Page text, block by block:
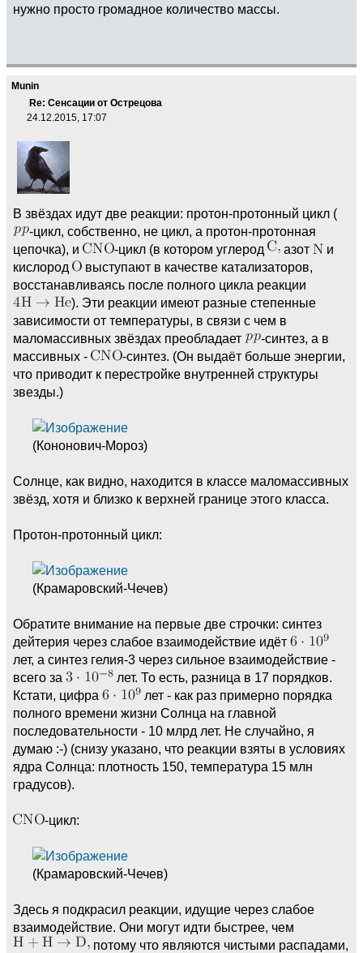
нужно просто громадное количество массы.
Munin
Re: Сенсации от Острецова
24.12.2015, 17:07
В звёздах идут две реакции: протон-протонный цикл (
-цикл, собственно, не цикл, а протон-протонная
цепочка), и
-цикл (в котором углерод азот
и
кислород
выступают в качестве катализаторов,
восстанавливаясь после полного цикла реакции
). Эти реакции имеют разные степенные
зависимости от температуры, в связи с чем в
маломассивных звёздах преобладает
-синтез, а в
массивных -
-синтез. (Он выдаёт больше энергии,
что приводит к перестройке внутренней структуры
звезды.)
(Кононович-Мороз)
Солнце, как видно, находится в классе маломассивных
звёзд, хотя и близко к верхней границе этого класса.
Протон-протонный цикл:
(Крамаровский-Чечев)
Обратите внимание на первые две строчки: синтез
дейтерия через слабое взаимодействие идёт
лет, а синтез гелия-3 через сильное взаимодействие -
всего за
лет. То есть, разница в 17 порядков.
Кстати, цифра
лет - как раз примерно порядка
полного времени жизни Солнца на главной
последовательности - 10 млрд лет. Не случайно, я
думаю :-) (снизу указано, что реакции взяты в условиях
ядра Солнца: плотность 150, температура 15 млн
градусов).
-цикл:
(Крамаровский-Чечев)
Здесь я подкрасил реакции, идущие через слабое
взаимодействие. Они могут идти быстрее, чем
потому что являются чистыми распадами,